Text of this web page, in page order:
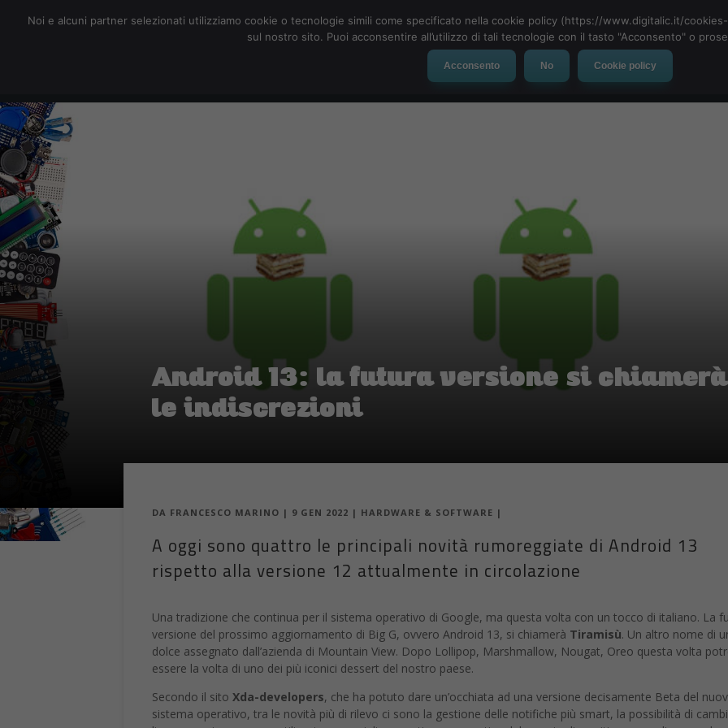
Social Network App Automotive Tech-News
Android 13: la futura versione si
le indiscrezioni
DA FRANCESCO MARINO | 9 GEN 2022 | HARDWARE & SOFTWARE |
A oggi sono quattro le principali novità rumoreggiate di Android 13
rispetto alla versione 12 attualmente in circolazione
Una tradizione che continua per il sistema operativo di Google, ma questa volta con un tocco di italiano. La
versione del prossimo aggiornamento di Big G, ovvero Android 13, si chiamerà Tiramisù. Un altro nome di
dolce assegnato dall’azienda di Mountain View. Dopo Lollipop, Marshmallow, Nougat, Oreo questa volta
essere la volta di uno dei più iconici dessert del nostro paese.
Secondo il sito Xda-developers, che ha potuto dare un’occhiata ad una versione decisamente Beta del
sistema operativo, tra le novità più di rilevo ci sono la gestione delle notifiche più smart, la possibilità di
Noi e alcuni partner selezionati utilizziamo cookie o tecnologie simili come specificato nella cookie policy (https://www.digitalic.it/
sul nostro sito. Puoi acconsentire all’utilizzo di tali tecnologie con il tasto "Acconsento" o
Acconsento No Cookie policy